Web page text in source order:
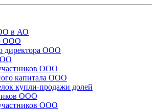
в АО
ООО
директора ООО
ООО
капитала ООО
купли-продажи долей
ООО
ООО